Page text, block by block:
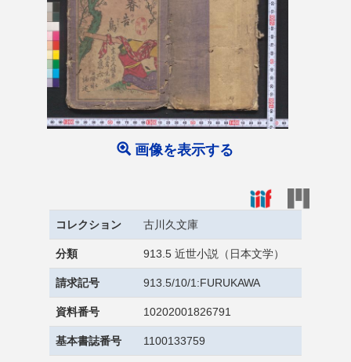
画像を表示する
コレクション 古川久文庫
分類 913.5 近世小説（日本文学）
請求記号 913.5/10/1:FURUKAWA
資料番号 10202001826791
基本書誌番号 1100133759